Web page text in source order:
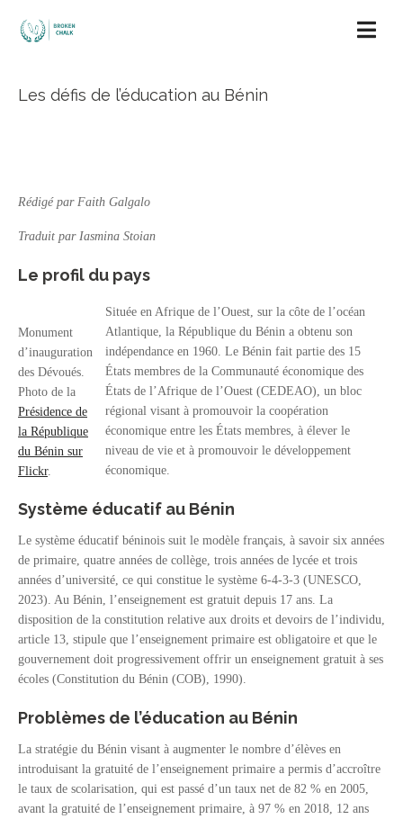
Les défis de l’éducation au Bénin
Rédigé par Faith Galgalo
Traduit par Iasmina Stoian
Le profil du pays
Monument
d’inauguration
des Dévoués.
Photo de la
Présidence de
la République
du Bénin sur
Flickr.
Située en Afrique de l’Ouest, sur la côte de l’océan
Atlantique, la République du Bénin a obtenu son
indépendance en 1960. Le Bénin fait partie des 15
États membres de la Communauté économique des
États de l’Afrique de l’Ouest (CEDEAO), un bloc
régional visant à promouvoir la coopération
économique entre les États membres, à élever le
niveau de vie et à promouvoir le développement
économique.
Système éducatif au Bénin
Le système éducatif béninois suit le modèle français, à savoir six années
de primaire, quatre années de collège, trois années de lycée et trois
années d’université, ce qui constitue le système 6-4-3-3 (UNESCO,
2023). Au Bénin, l’enseignement est gratuit depuis 17 ans. La
disposition de la constitution relative aux droits et devoirs de l’individu,
article 13, stipule que l’enseignement primaire est obligatoire et que le
gouvernement doit progressivement offrir un enseignement gratuit à ses
écoles (Constitution du Bénin (COB), 1990).
Problèmes de l’éducation au Bénin
La stratégie du Bénin visant à augmenter le nombre d’élèves en
introduisant la gratuité de l’enseignement primaire a permis d’accroître
le taux de scolarisation, qui est passé d’un taux net de 82 % en 2005,
avant la gratuité de l’enseignement primaire, à 97 % en 2018, 12 ans